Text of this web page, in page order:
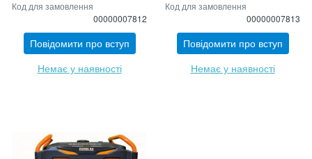
Код для замовлення
00000007812
Повідомити про вступ
Немає у наявності
Код для замовлення
00000007813
Повідомити про вступ
Немає у наявності